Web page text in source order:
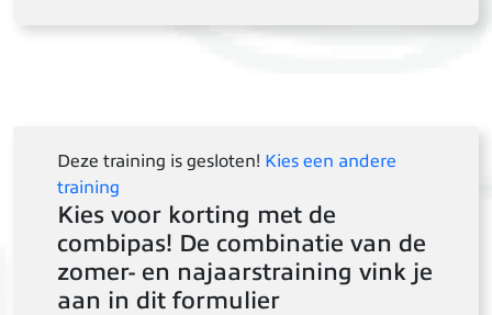
Deze training is gesloten! Kies een andere
training
Kies voor korting met de
combipas! De combinatie van de
zomer- en najaarstraining vink je
aan in dit formulier